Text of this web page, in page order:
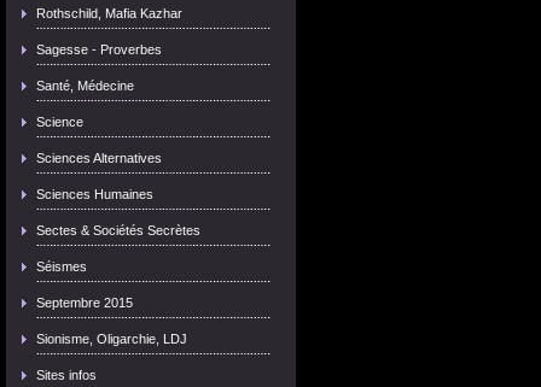
Rothschild, Mafia Kazhar
Sagesse - Proverbes
Santé, Médecine
Science
Sciences Alternatives
Sciences Humaines
Sectes & Sociétés Secrètes
Séismes
Septembre 2015
Sionisme, Oligarchie, LDJ
Sites infos